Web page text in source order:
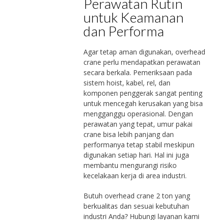
untuk Keamanan
dan Performa
Agar tetap aman digunakan, overhead
crane perlu mendapatkan perawatan
secara berkala. Pemeriksaan pada
sistem hoist, kabel, rel, dan
komponen penggerak sangat penting
untuk mencegah kerusakan yang bisa
mengganggu operasional. Dengan
perawatan yang tepat, umur pakai
crane bisa lebih panjang dan
performanya tetap stabil meskipun
digunakan setiap hari. Hal ini juga
membantu mengurangi risiko
kecelakaan kerja di area industri.
Butuh overhead crane 2 ton yang
berkualitas dan sesuai kebutuhan
industri Anda? Hubungi layanan kami